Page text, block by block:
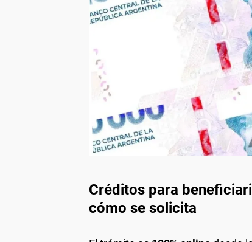
Créditos para
cómo se solicita